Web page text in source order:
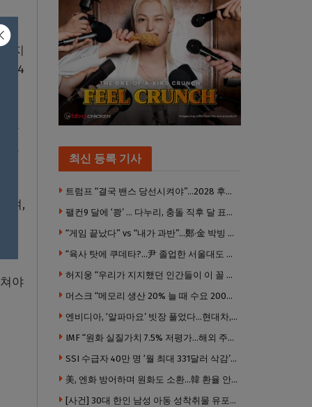
지
4
를
로
며,
야
최신 등록 기사
트럼프 “결국 밴스 당선시켜야”…2028 후계 구도 힘 싣나
팰컨9 달에 ‘쾅’ … 다누리, 충돌 직후 달 표면 촬영 유일 탐사선
“게임 끝났다” vs “내가 과반”…鄭·金 박빙 전대 서로 우위 주장
“육사 탓에 쿠데타?…尹 졸업한 서울대도 없애야 하나”
허지웅 “우리가 지지했던 인간들이 이 꼴 만들었다”
머스크 “메모리 생산 20% 늘 때 수요 200% 증가” … 반도체 매출 1조달러 눈 앞
엔비디아, ‘알파마요’ 빗장 풀었다…현대차, 자율주행 속도내나
IMF “원화 실질가치 7.5% 저평가…해외 주식투자 영향”
SSI 수급자 40만 명 ‘월 최대 331달러 삭감’ 위기…10만 명은 수급자격 상실
美, 엔화 방어하며 원화도 소환…韓 환율 안정 ‘우군’ 되나
[사건] 30대 한인 남성 아동 성착취물 유포 혐의로 체포